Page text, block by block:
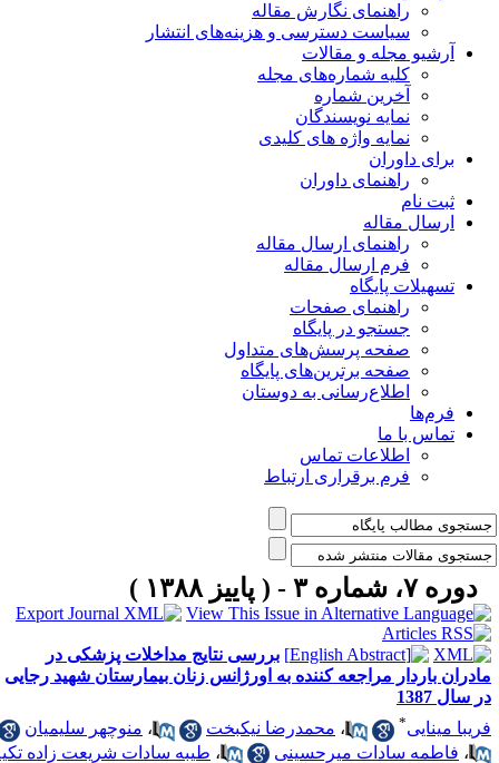
راهنمای نگارش مقاله
سیاست دسترسی و هزینه‌های انتشار
آرشیو مجله و مقالات
کلیه شماره‌های مجله
آخرین شماره
نمایه نویسندگان
نمایه واژه های کلیدی
برای داوران
راهنمای داوران
ثبت نام
ارسال مقاله
راهنمای ارسال مقاله
فرم ارسال مقاله
تسهیلات پایگاه
راهنمای صفحات
جستجو در پایگاه
صفحه پرسش‌های متداول
صفحه برترین‌های پایگاه
اطلاع‌رسانی به دوستان
فرم‌ها
تماس با ما
اطلاعات تماس
فرم برقراری ارتباط
دوره ۷، شماره ۳ - ( پاییز ۱۳۸۸ )
بررسی نتایج مداخلات پزشکی در
باردار مراجعه کننده به اورژانس زنان بیمارستان شهید رجایی
سال 1387
مینایی
،محمدرضا نیکبخت ،منوچهر سلیمیان
،فاطمه سادات میرحسینی ،طیبه سادات شریعت زاده تکیه